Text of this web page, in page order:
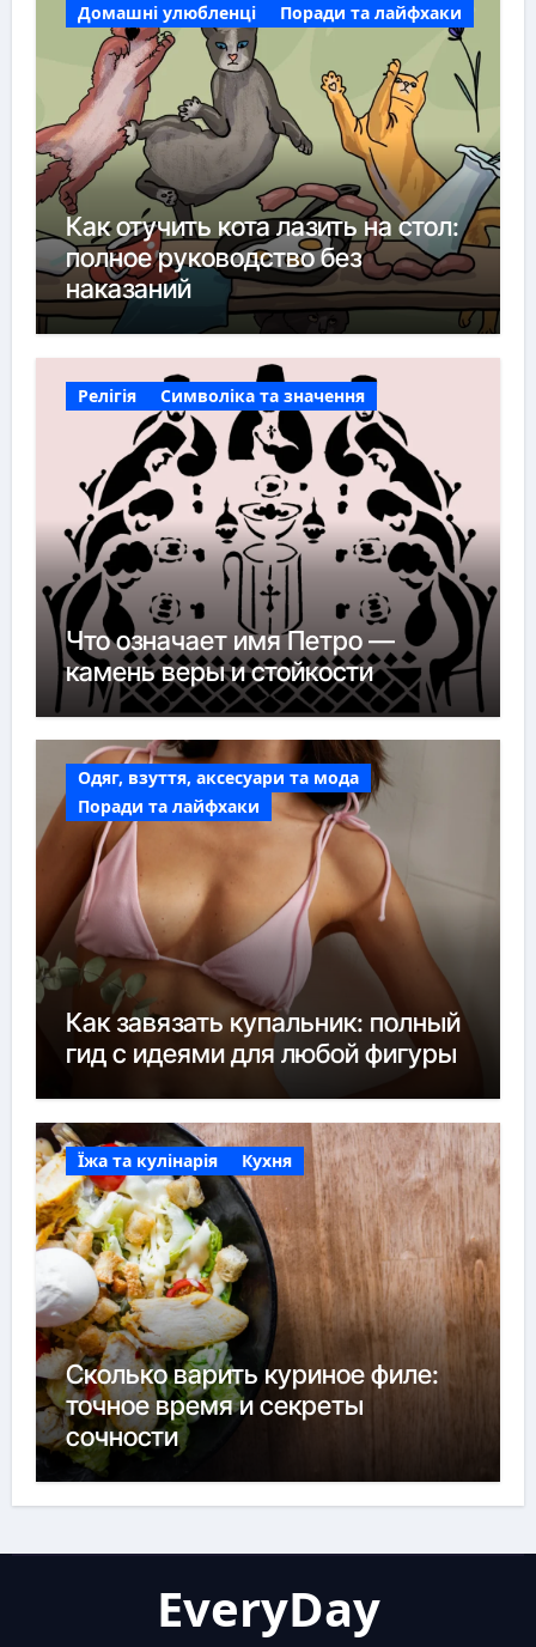
Домашні улюбленці Поради та лайфхаки
Как отучить кота лазить на стол:
полное руководство без
наказаний
Релігія Символіка та значення
Что означает имя Петро —
камень веры и стойкости
Одяг, взуття, аксесуари та мода
Поради та лайфхаки
Как завязать купальник: полный
гид с идеями для любой фигуры
Їжа та кулінарія Кухня
Сколько варить куриное филе:
точное время и секреты
сочности
EveryDay